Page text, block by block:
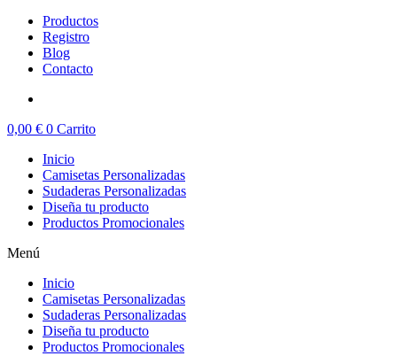
Productos
Registro
Blog
Contacto
0,00 € 0 Carrito
Inicio
Camisetas Personalizadas
Sudaderas Personalizadas
Diseña tu producto
Productos Promocionales
Menú
Inicio
Camisetas Personalizadas
Sudaderas Personalizadas
Diseña tu producto
Productos Promocionales